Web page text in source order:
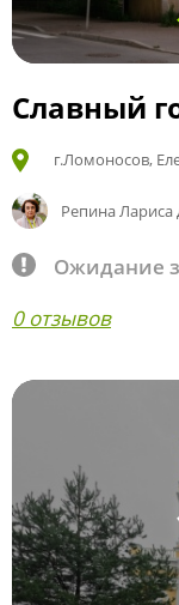
Славный
г.Ломоносов,
Репина
Ожидание
0 отзывов